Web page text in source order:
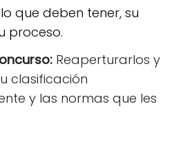
que deben tener, su
proceso.
Reaperturarlos y
clasificación
y las normas que les